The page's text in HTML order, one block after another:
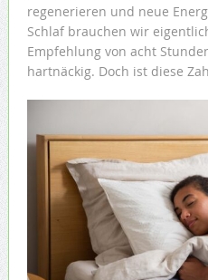
regenerieren und neue
Schlaf brauchen wir
Empfehlung von acht
hartnäckig. Doch ist diese